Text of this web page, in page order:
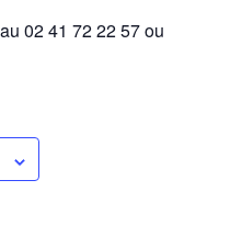
02 41 72 22 57 ou